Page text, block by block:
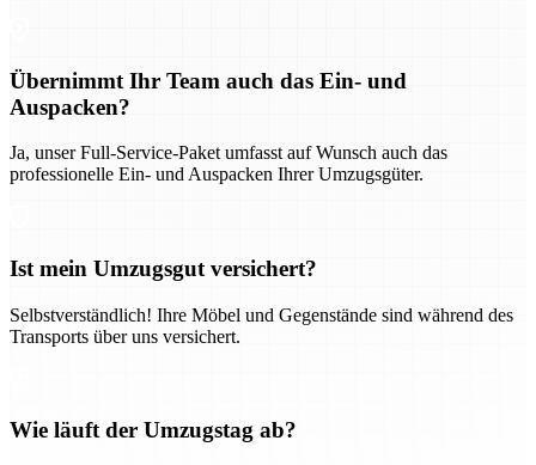
Übernimmt Ihr Team auch das Ein- und
Auspacken?
Ja, unser Full-Service-Paket umfasst auf Wunsch auch das
professionelle Ein- und Auspacken Ihrer Umzugsgüter.
Ist mein Umzugsgut versichert?
Selbstverständlich! Ihre Möbel und Gegenstände sind während des
Transports über uns versichert.
Wie läuft der Umzugstag ab?